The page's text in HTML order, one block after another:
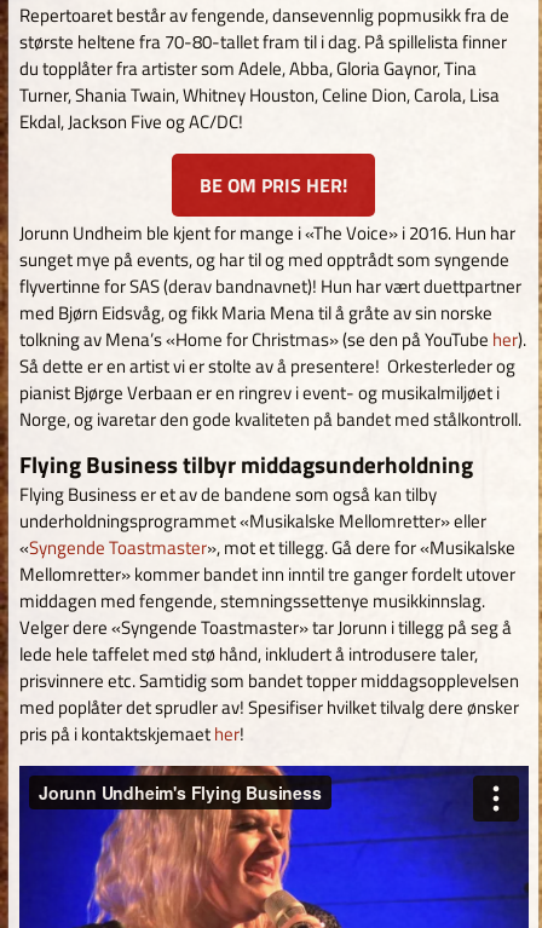
Repertoaret består av fengende, dansevennlig popmusikk fra de
største heltene fra 70-80-tallet fram til i dag. På spillelista finner
du topplåter fra artister som Adele, Abba, Gloria Gaynor, Tina
Turner, Shania Twain, Whitney Houston, Celine Dion, Carola, Lisa
Ekdal, Jackson Five og AC/DC!
BE OM PRIS HER!
Jorunn Undheim ble kjent for mange i «The Voice» i 2016. Hun har
sunget mye på events, og har til og med opptrådt som syngende
flyvertinne for SAS (derav bandnavnet)! Hun har vært duettpartner
med Bjørn Eidsvåg, og fikk Maria Mena til å gråte av sin norske
tolkning av Mena’s «Home for Christmas» (se den på YouTube her).
Så dette er en artist vi er stolte av å presentere! Orkesterleder og
pianist Bjørge Verbaan er en ringrev i event- og musikalmiljøet i
Norge, og ivaretar den gode kvaliteten på bandet med stålkontroll.
Flying Business tilbyr middagsunderholdning
Flying Business er et av de bandene som også kan tilby
underholdningsprogrammet «Musikalske Mellomretter» eller
«Syngende Toastmaster», mot et tillegg. Gå dere for «Musikalske
Mellomretter» kommer bandet inn inntil tre ganger fordelt utover
middagen med fengende, stemningssettenye musikkinnslag.
Velger dere «Syngende Toastmaster» tar Jorunn i tillegg på seg å
lede hele taffelet med stø hånd, inkludert å introdusere taler,
prisvinnere etc. Samtidig som bandet topper middagsopplevelsen
med poplåter det sprudler av! Spesifiser hvilket tilvalg dere ønsker
pris på i kontaktskjemaether!